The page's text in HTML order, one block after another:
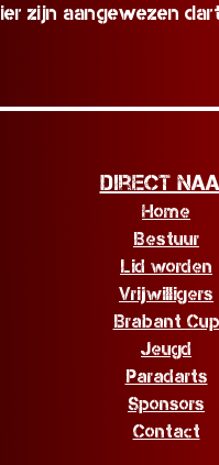
zijn aangewezen
Direct
Home
Bestuur
Lid worden
Vrijwilligers
Brabant Cup
Jeugd
Paradarts
Sponsors
Contact